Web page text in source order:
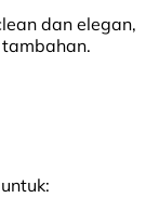
dan elegan,